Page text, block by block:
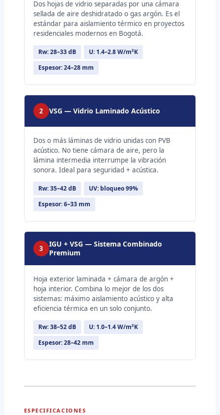
Dos hojas de vidrio separadas por una cámara
sellada de aire deshidratado o gas argón. Es el
estándar para aislamiento térmico en proyectos
residenciales modernos en Bogotá.
Rw: 28–33 dB
U: 1.4–2.8 W/m²K
Espesor: 24–28 mm
2 VSG — Vidrio Laminado Acústico
Dos o más láminas de vidrio unidas con PVB
acústico. No tiene cámara de aire, pero la
lámina intermedia interrumpe la vibración
sonora. Ideal para seguridad + acústica.
Rw: 35–42 dB
UV: bloqueo 99%
Espesor: 6–33 mm
3
IGU + VSG — Sistema Combinado
Premium
Hoja exterior laminada + cámara de argón +
hoja interior. Combina lo mejor de los dos
sistemas: máximo aislamiento acústico y alta
eficiencia térmica en un solo conjunto.
Rw: 38–52 dB
U: 1.0–1.4 W/m²K
Espesor: 28–42 mm
ESPECIFICACIONES